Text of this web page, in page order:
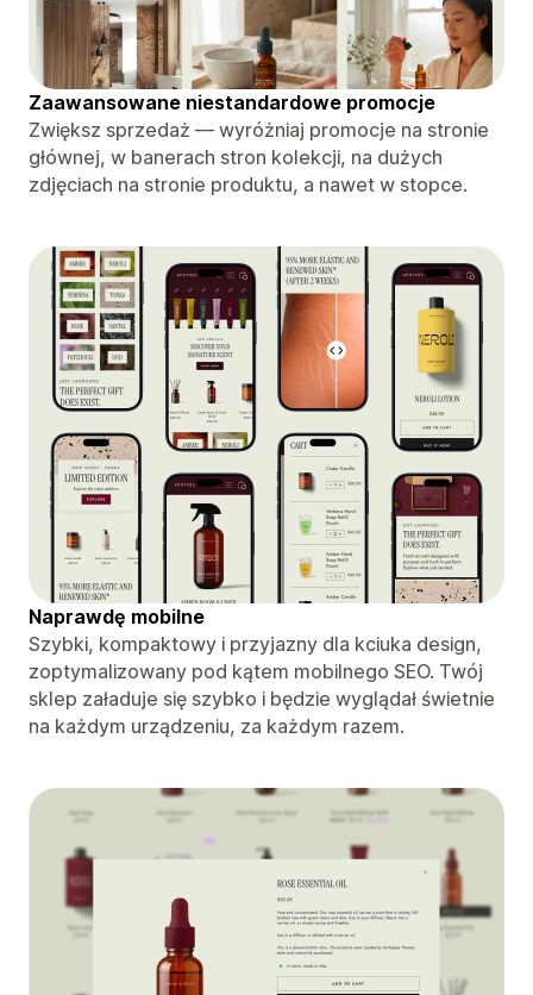
Zaawansowane niestandardowe promocje
Zwiększ sprzedaż — wyróżniaj promocje na stronie
głównej, w banerach stron kolekcji, na dużych
zdjęciach na stronie produktu, a nawet w stopce.
Naprawdę mobilne
Szybki, kompaktowy i przyjazny dla kciuka design,
zoptymalizowany pod kątem mobilnego SEO. Twój
sklep załaduje się szybko i będzie wyglądał świetnie
na każdym urządzeniu, za każdym razem.